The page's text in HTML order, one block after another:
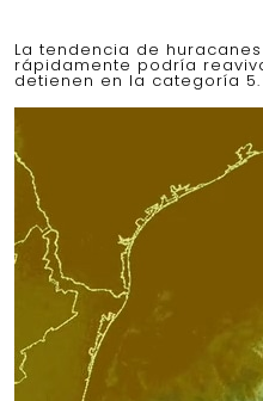
La tendencia de
rápidamente podría
detienen en la categoría 5.